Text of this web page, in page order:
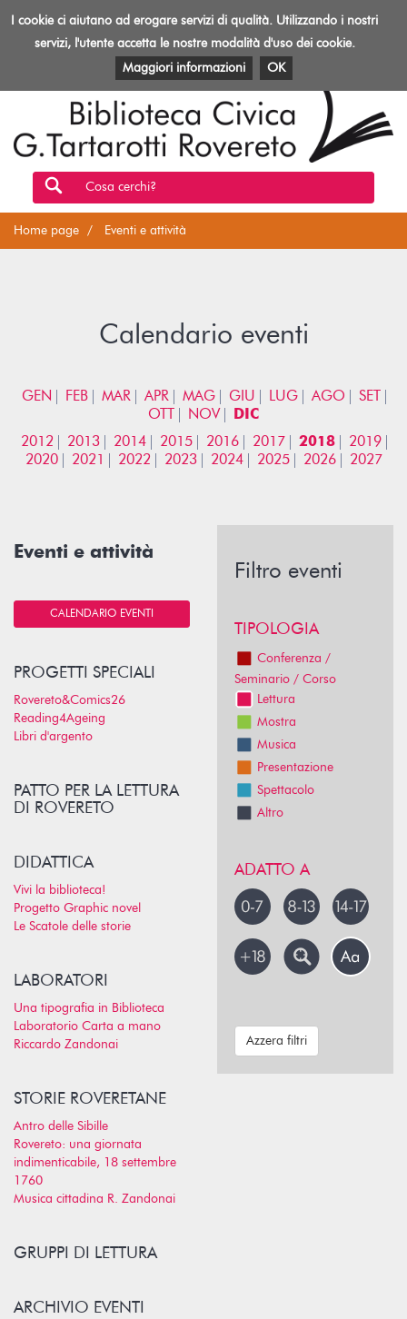
Toggle
Biblioteca
Rovereto
EVENTI E ATTIVITÀ PATRIMONIO E RISORSE
Cosa cerchi?
Home page Eventi e attività
Calendario eventi
GEN FEB MAR APR MAG GIU LUG AGO
SET
OTT
NOV
DIC
2012
2013 2014 2015 2016 2017 2018
2019
2020
2021 2022 2023 2024 2025 2026 2027
Eventi e attività
CALENDARIO EVENTI
PROGETTI SPECIALI
Rovereto&Comics26
Reading4Ageing
Libri d'argento
PATTO PER LA LETTURA
DI ROVERETO
DIDATTICA
Vivi la biblioteca!
Progetto Graphic novel
Le Scatole delle storie
LABORATORI
Una tipografia in Biblioteca
Laboratorio Carta a mano
Riccardo Zandonai
STORIE ROVERETANE
Antro delle Sibille
Rovereto: una giornata
indimenticabile, 18 settembre
1760
Musica cittadina R. Zandonai
GRUPPI DI LETTURA
ARCHIVIO EVENTI
Filtro eventi
TIPOLOGIA
Conferenza /
Seminario / Corso
Lettura
Mostra
Musica
Presentazione
Spettacolo
Altro
ADATTO A
Azzera filtri
I cookie ci aiutano ad erogare servizi di qualità. Utilizzando i nostri
servizi, l'utente accetta le nostre modalità d'uso dei cookie.
Maggiori informazioni
OK